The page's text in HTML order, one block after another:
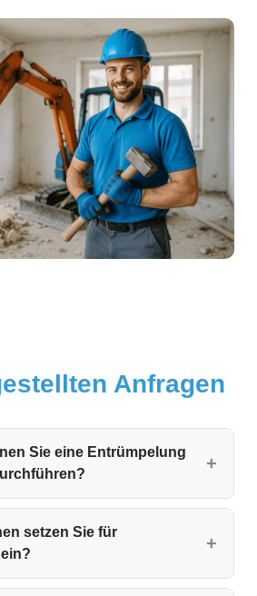
Anfragen
Sie eine Entrümpelung
setzen Sie für